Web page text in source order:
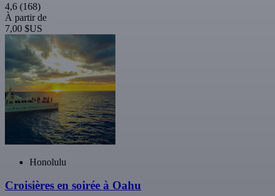
4,6 (168)
À partir de
7,00 $US
Honolulu
Croisières en soirée à Oahu